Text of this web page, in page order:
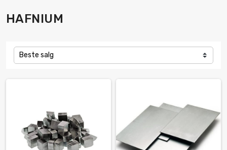
HAFNIUM
Beste salg